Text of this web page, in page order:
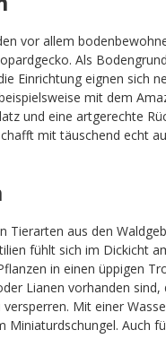
vor allem
Als
Einrichtung eignen sich
mit dem
und eine artgerechte
mit täuschend echt
Tierarten aus den
fühlt sich im Dickicht
in einen üppigen
Lianen vorhanden
Mit einer
Auch